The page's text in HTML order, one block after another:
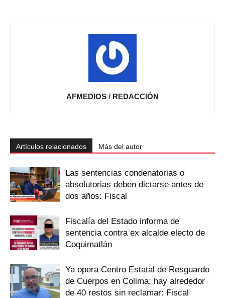
AFMEDIOS / REDACCIÓN
Artículos relacionados Más del autor
Las sentencias condenatorias o
absolutorias deben dictarse antes de
dos años: Fiscal
Fiscalía del Estado informa de
sentencia contra ex alcalde electo de
Coquimatlán
Ya opera Centro Estatal de Resguardo
de Cuerpos en Colima; hay alrededor
de 40 restos sin reclamar: Fiscal